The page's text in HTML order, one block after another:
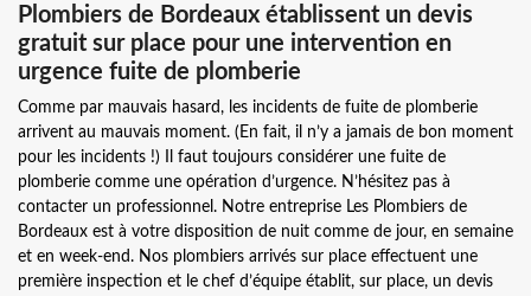
Plombiers de Bordeaux établissent un devis
gratuit sur place pour une intervention en
urgence fuite de plomberie
Comme par mauvais hasard, les incidents de fuite de plomberie
arrivent au mauvais moment. (En fait, il n’y a jamais de bon moment
pour les incidents !) Il faut toujours considérer une fuite de
plomberie comme une opération d’urgence. N’hésitez pas à
contacter un professionnel. Notre entreprise Les Plombiers de
Bordeaux est à votre disposition de nuit comme de jour, en semaine
et en week-end. Nos plombiers arrivés sur place effectuent une
première inspection et le chef d’équipe établit, sur place, un devis